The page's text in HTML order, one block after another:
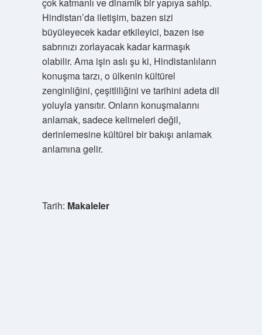
Hindistan’da iletişim, bazen sizi
büyüleyecek kadar etkileyici, bazen ise
sabrınızı zorlayacak kadar karmaşık
olabilir. Ama işin aslı şu ki, Hindistanlıların
konuşma tarzı, o ülkenin kültürel
zenginliğini, çeşitliliğini ve tarihini adeta dil
yoluyla yansıtır. Onların konuşmalarını
anlamak, sadece kelimeleri değil,
derinlemesine kültürel bir bakışı anlamak
anlamına gelir.
Tarih: Makaleler